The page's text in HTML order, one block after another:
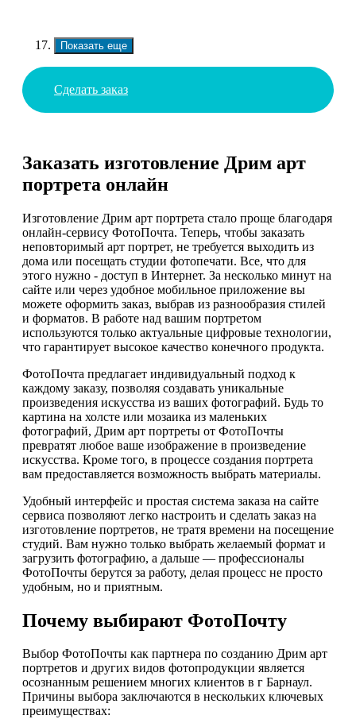
Показать еще
Сделать заказ
Заказать изготовление Дрим арт
портрета онлайн
Изготовление Дрим арт портрета стало проще благодаря
онлайн-сервису ФотоПочта. Теперь, чтобы заказать
неповторимый арт портрет, не требуется выходить из
дома или посещать студии фотопечати. Все, что для
этого нужно - доступ в Интернет. За несколько минут на
сайте или через удобное мобильное приложение вы
можете оформить заказ, выбрав из разнообразия стилей
и форматов. В работе над вашим портретом
используются только актуальные цифровые технологии,
что гарантирует высокое качество конечного продукта.
ФотоПочта предлагает индивидуальный подход к
каждому заказу, позволяя создавать уникальные
произведения искусства из ваших фотографий. Будь то
картина на холсте или мозаика из маленьких
фотографий, Дрим арт портреты от ФотоПочты
превратят любое ваше изображение в произведение
искусства. Кроме того, в процессе создания портрета
вам предоставляется возможность выбрать материалы.
Удобный интерфейс и простая система заказа на сайте
сервиса позволяют легко настроить и сделать заказ на
изготовление портретов, не тратя времени на посещение
студий. Вам нужно только выбрать желаемый формат и
загрузить фотографию, а дальше — профессионалы
ФотоПочты берутся за работу, делая процесс не просто
удобным, но и приятным.
Почему выбирают ФотоПочту
Выбор ФотоПочты как партнера по созданию Дрим арт
портретов и других видов фотопродукции является
осознанным решением многих клиентов в г Барнаул.
Причины выбора заключаются в нескольких ключевых
преимуществах: